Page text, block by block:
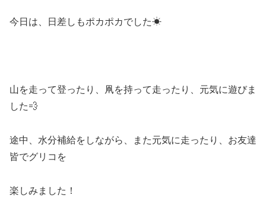
今日は、日差しもポカポカでした☀
山を走って登ったり、凧を持って走ったり、元気に遊びま
した💨
途中、水分補給をしながら、また元気に走ったり、お友達
皆でグリコを
楽しみました！